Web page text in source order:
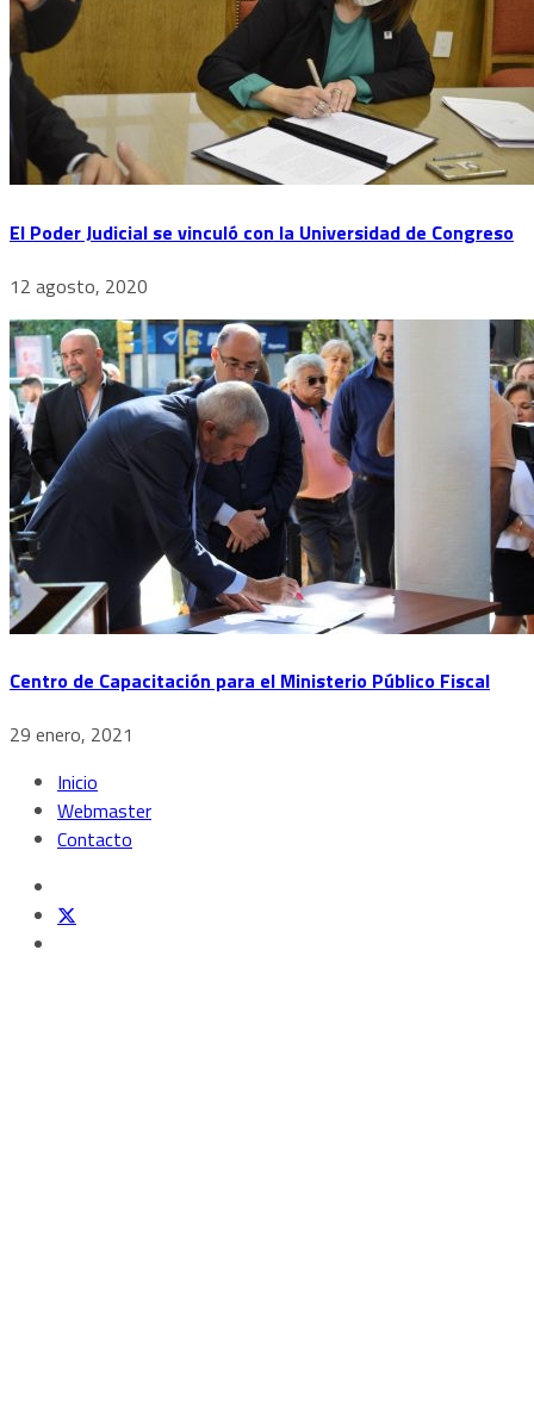
El Poder Judicial se vinculó con la Universidad de Congreso
12 agosto, 2020
Centro de Capacitación para el Ministerio Público Fiscal
29 enero, 2021
Inicio
Webmaster
Contacto